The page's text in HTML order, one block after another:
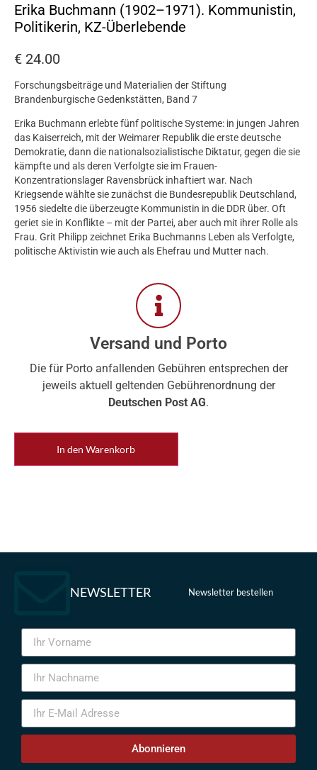
Erika Buchmann (1902–1971). Kommunistin,
Politikerin, KZ-Überlebende
€ 24.00
Forschungsbeiträge und Materialien der Stiftung
Brandenburgische Gedenkstätten, Band 7
Erika Buchmann erlebte fünf politische Systeme: in jungen Jahren
das Kaiserreich, mit der Weimarer Republik die erste deutsche
Demokratie, dann die nationalsozialistische Diktatur, gegen die sie
kämpfte und als deren Verfolgte sie im Frauen-
Konzentrationslager Ravensbrück inhaftiert war. Nach
Kriegsende wählte sie zunächst die Bundesrepublik Deutschland,
1956 siedelte die überzeugte Kommunistin in die DDR über. Oft
geriet sie in Konflikte – mit der Partei, aber auch mit ihrer Rolle als
Frau. Grit Philipp zeichnet Erika Buchmanns Leben als Verfolgte,
politische Aktivistin wie auch als Ehefrau und Mutter nach.
Versand und Porto
Die für Porto anfallenden Gebühren entsprechen der
jeweils aktuell geltenden Gebührenordnung der
Deutschen Post AG.
In den Warenkorb
NEWSLETTER Newsletter bestellen
Abonnieren